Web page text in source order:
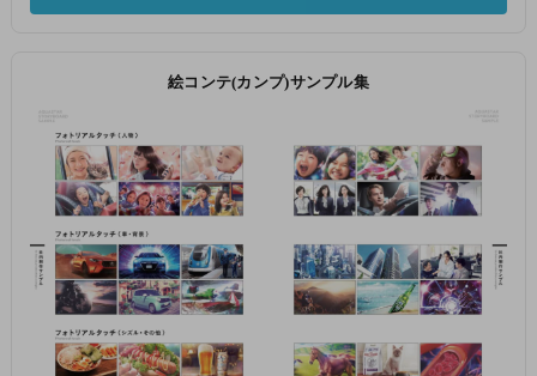
絵コンテ(カンプ)サンプル集